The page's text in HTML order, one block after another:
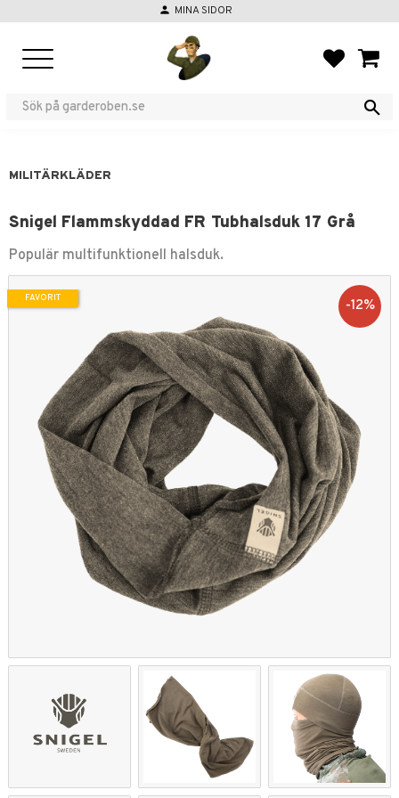
person MINA SIDOR
MILITÄRKLÄDER
Snigel Flammskyddad FR Tubhalsduk 17 Grå
Populär multifunktionell halsduk.
12%
FAVORIT